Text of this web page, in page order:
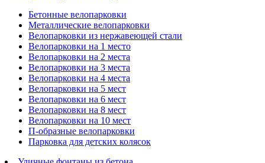
Бетонные велопарковки
Металлические велопарковки
Велопарковки из нержавеющей стали
Велопарковки на 1 место
Велопарковки на 2 места
Велопарковки на 3 места
Велопарковки на 4 места
Велопарковки на 5 мест
Велопарковки на 6 мест
Велопарковки на 8 мест
Велопарковки на 10 мест
П-образные велопарковки
Парковка для детских колясок